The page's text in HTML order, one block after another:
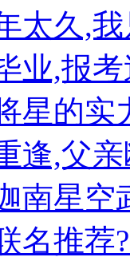
太久,
业,报
星的实
逢,父
南星空
名推荐